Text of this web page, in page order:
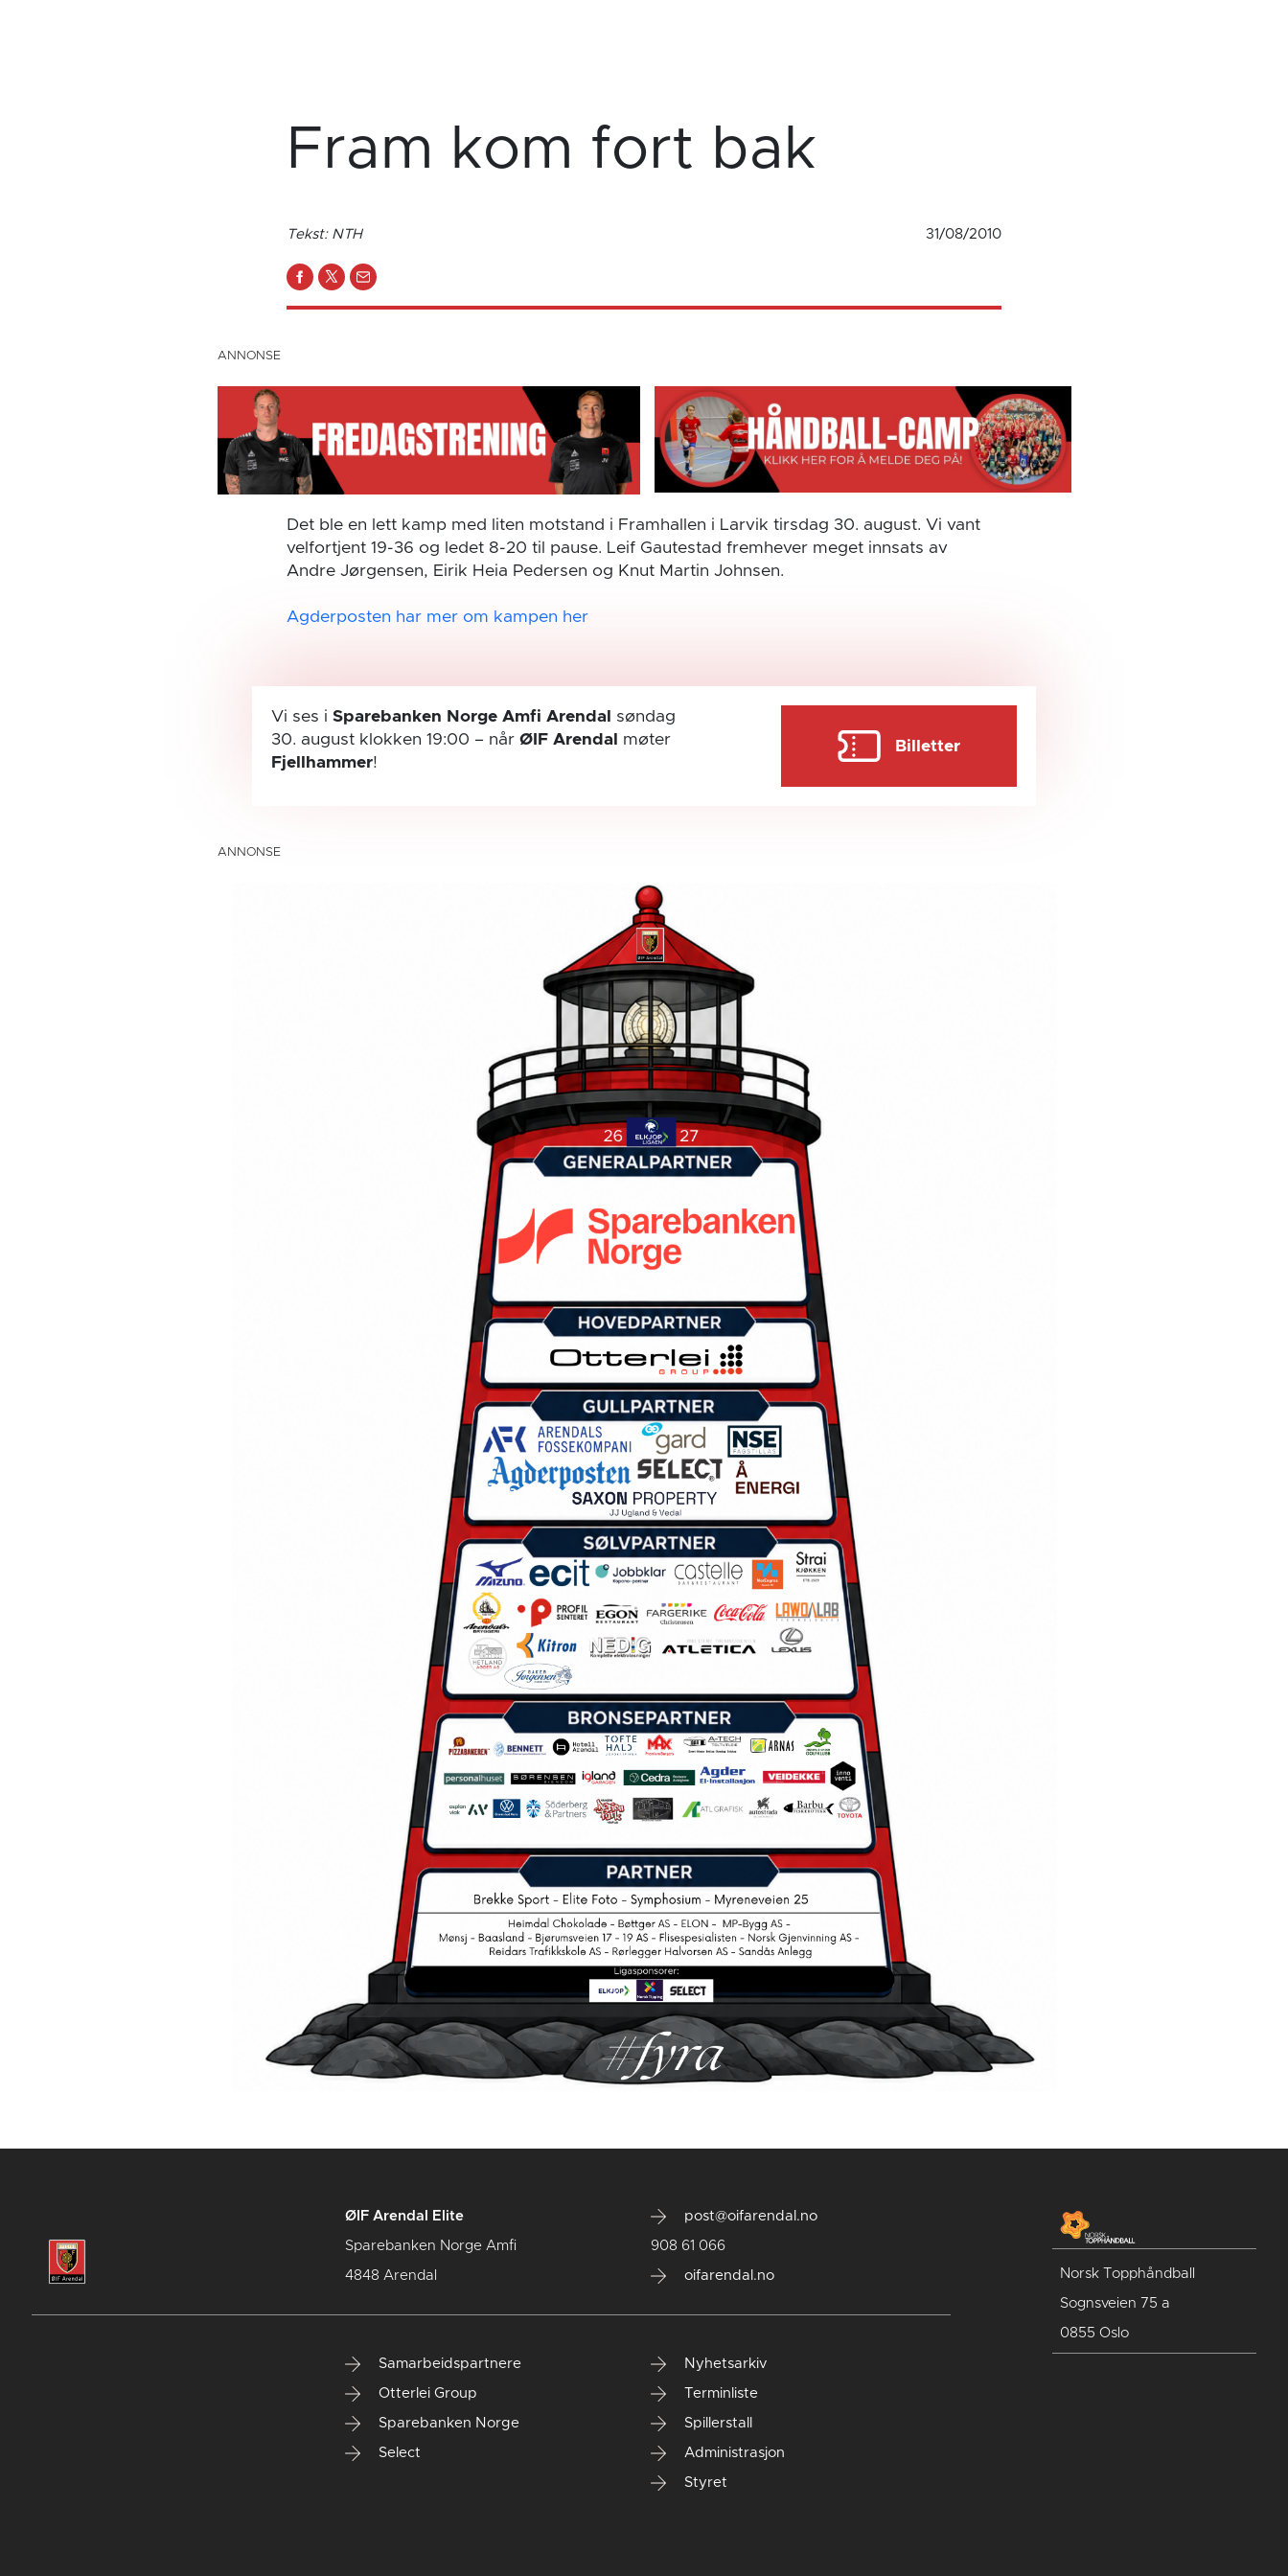
Fram kom fort bak
Tekst: NTH 31/08/2010
Det ble en lett kamp med liten motstand i Framhallen i Larvik tirsdag 30. august. Vi vant
velfortjent 19-36 og ledet 8-20 til pause. Leif Gautestad fremhever meget innsats av
Andre Jørgensen, Eirik Heia Pedersen og Knut Martin Johnsen.
Agderposten har mer om kampen her
Vi ses i Sparebanken Norge Amfi Arendal
søndag
30. august klokken 19:00 – når ØIF Arendal
møter
Fjellhammer!
Billetter
ØIF Arendal Elite
Sparebanken Norge Amfi
4848 Arendal
post@oifarendal.no
908 61 066
oifarendal.no
Samarbeidspartnere
Otterlei Group
Sparebanken Norge
Select
Nyhetsarkiv
Terminliste
Spillerstall
Administrasjon
Styret
Norsk Topphåndball
Sognsveien 75 a
0855 Oslo